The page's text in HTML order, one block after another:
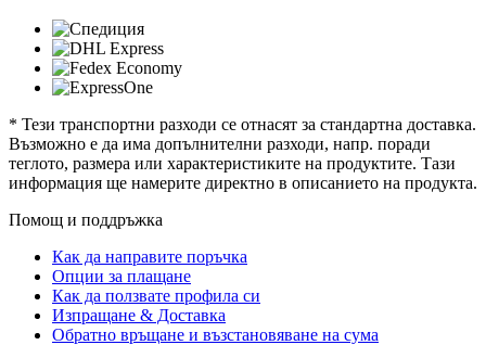
* Тези транспортни разходи се отнасят за стандартна доставка.
Възможно е да има допълнителни разходи, напр. поради
теглото, размера или характеристиките на продуктите. Тази
информация ще намерите директно в описанието на продукта.
Помощ и поддръжка
Как да направите поръчка
Опции за плащане
Как да ползвате профила си
Изпращане & Доставка
Обратно връщане и възстановяване на сума